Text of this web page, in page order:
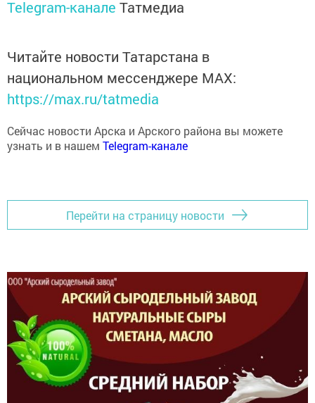
Telegram-канале Татмедиа
Читайте новости Татарстана в
национальном мессенджере MАХ:
https://max.ru/tatmedia
Сейчас новости Арска и Арского района вы можете
узнать и в нашем Telegram-канале
Перейти на страницу новости